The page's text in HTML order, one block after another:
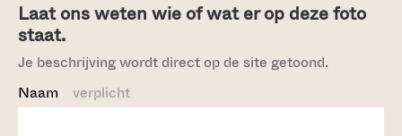
Laat ons weten wie of wat er op deze foto
staat.
Je beschrijving wordt direct op de site getoond.
Naam verplicht